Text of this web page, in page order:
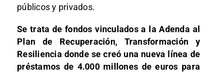
públicos y privados.
Se trata de fondos vinculados a la Adenda al
Plan de Recuperación, Transformación y
Resiliencia donde se creó una nueva línea de
préstamos de 4.000 millones de euros para